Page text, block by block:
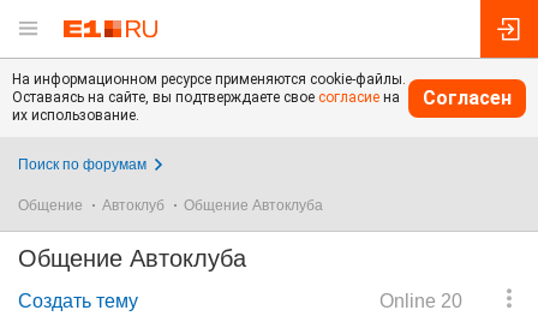
На информационном ресурсе применяются cookie-файлы.
Оставаясь на сайте, вы подтверждаете свое согласие на
их использование.
Согласен
Поиск по форумам
Общение Автоклуб Общение Автоклуба
Общение Автоклуба
Online 20
Создать тему